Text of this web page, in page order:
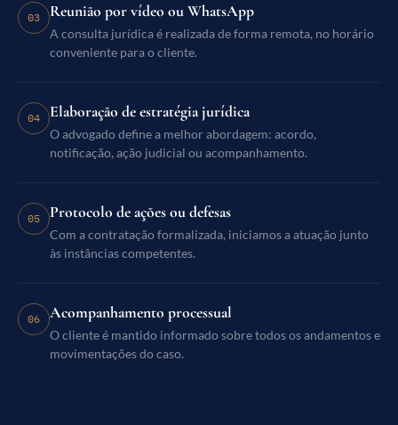
03 Reunião por vídeo ou WhatsApp
A consulta jurídica é realizada de forma remota, no horário
conveniente para o cliente.
04 Elaboração de estratégia jurídica
O advogado define a melhor abordagem: acordo,
notificação, ação judicial ou acompanhamento.
05 Protocolo de ações ou defesas
Com a contratação formalizada, iniciamos a atuação junto
às instâncias competentes.
06 Acompanhamento processual
O cliente é mantido informado sobre todos os andamentos e
movimentações do caso.